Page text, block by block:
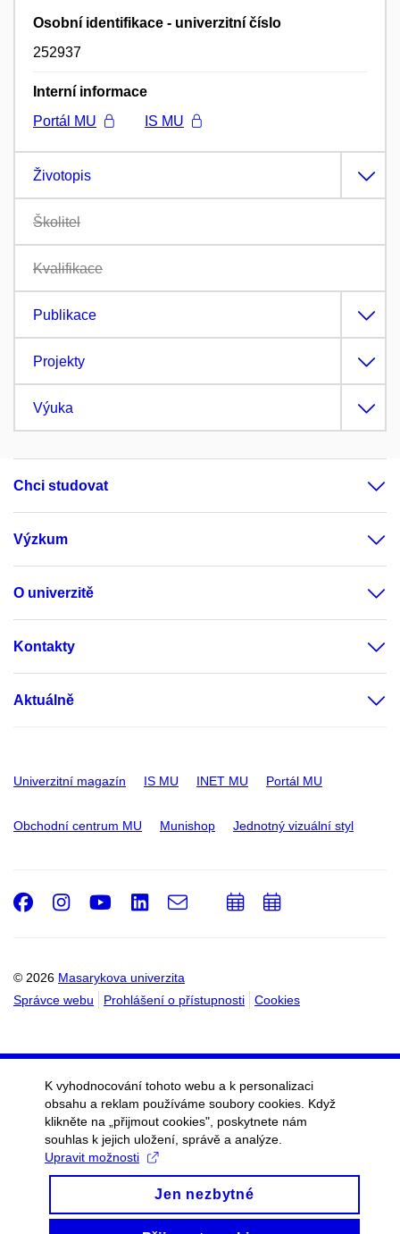
Osobní identifikace - univerzitní číslo
252937
Interní informace
Portál MU
IS MU
Životopis
Školitel
Kvalifikace
Publikace
Projekty
Výuka
Chci studovat
Výzkum
O univerzitě
Kontakty
Aktuálně
Univerzitní magazín IS MU INET MU Portál MU
Obchodní centrum MU Munishop Jednotný vizuální styl
© 2026 Masarykova univerzita
Správce webu
Prohlášení o přístupnosti Cookies
Facebook
Instagram
Youtube
LinkedIn
e-
PřidatPřidat
K vyhodnocování tohoto webu a k personalizaci
obsahu a reklam používáme soubory cookies. Když
klikněte na „přijmout cookies", poskytnete nám
souhlas k jejich uložení, správě a analýze.
Upravit možnosti
Jen nezbytné